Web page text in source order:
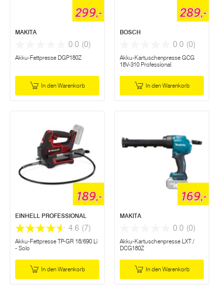
299,-
MAKITA
0.0 (0)
Akku-Fettpresse DGP180Z
In den Warenkorb
289,-
BOSCH
0.0 (0)
Akku-Kartuschenpresse GCG
18V-310 Professional
In den Warenkorb
189,-
EINHELL PROFESSIONAL
4.6 (7)
Akku-Fettpresse TP-GR 18/690 Li
- Solo
In den Warenkorb
169,-
MAKITA
0.0 (0)
Akku-Kartuschenpresse LXT /
DCG180Z
In den Warenkorb